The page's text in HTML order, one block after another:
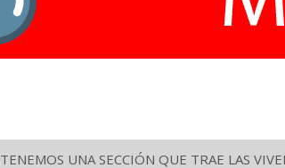
TENEMOS UNA SECCIÓN QUE TRAE LAS